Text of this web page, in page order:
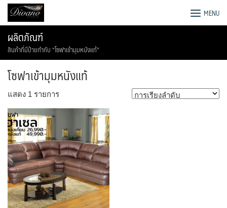
Skipโรงงานโซฟา เตียง ชุดโต๊ะอาหาร MENU
ผลิตภัณฑ์
สินค้าที่มีป้ายกำกับ “โซฟาเข้ามุมหนังแท้”
โซฟาเข้ามุมหนังแท้
แสดง 1 รายการ